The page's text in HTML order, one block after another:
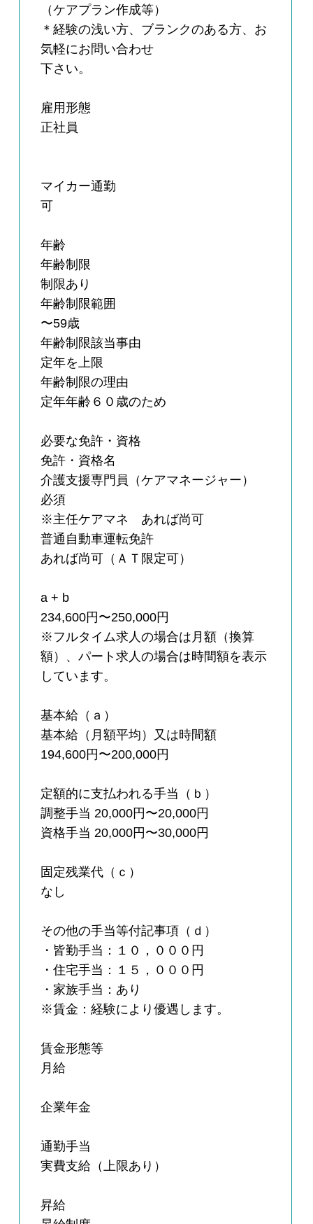
（ケアプラン作成等）
＊経験の浅い方、ブランクのある方、お
気軽にお問い合わせ
下さい。
雇用形態
正社員
マイカー通勤
可
年齢
年齢制限
制限あり
年齢制限範囲
〜59歳
年齢制限該当事由
定年を上限
年齢制限の理由
定年年齢６０歳のため
必要な免許・資格
免許・資格名
介護支援専門員（ケアマネージャー）
必須
※主任ケアマネ あれば尚可
普通自動車運転免許
あれば尚可（ＡＴ限定可）
a + b
234,600円〜250,000円
※フルタイム求人の場合は月額（換算
額）、パート求人の場合は時間額を表示
しています。
基本給（ａ）
基本給（月額平均）又は時間額
194,600円〜200,000円
定額的に支払われる手当（ｂ）
調整手当 20,000円〜20,000円
資格手当 20,000円〜30,000円
固定残業代（ｃ）
なし
その他の手当等付記事項（ｄ）
・皆勤手当：１０，０００円
・住宅手当：１５，０００円
・家族手当：あり
※賃金：経験により優遇します。
賃金形態等
月給
企業年金
通勤手当
実費支給（上限あり）
昇給